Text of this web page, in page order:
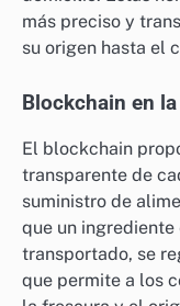
a verificar la
alimentos?
Las tecnologías
están
frescura de los
domicilio. Estas
más preciso y
su origen hasta el